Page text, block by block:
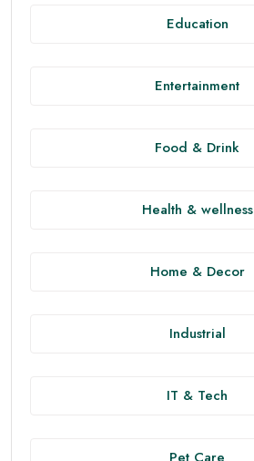
Education
Entertainment
Food & Drink
Health & wellness
Home & Decor
Industrial
IT & Tech